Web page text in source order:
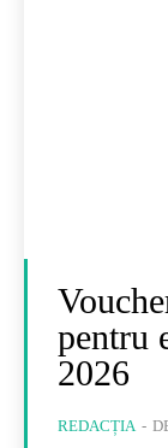
pentru
2026
REDACȚIA -